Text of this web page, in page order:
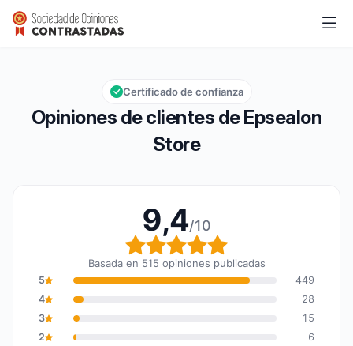
Epsealon Store
Calificación global: 9,4 de 10
9,4/10
Opiniones de clientes de Epsealon
Store
Certificado de confianza
9,4/10
Calificación global: 9,4
Basada en 515 opiniones publicadas
5
449
4
28
3
15
2
6